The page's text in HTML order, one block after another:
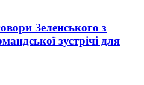
Зеленського з
зустрічі для